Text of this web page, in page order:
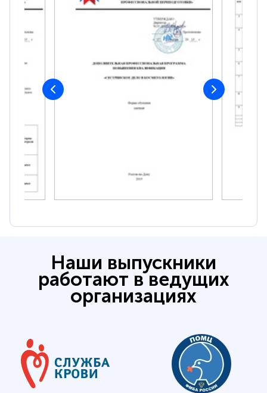
Наши выпускники
работают в ведущих
организациях